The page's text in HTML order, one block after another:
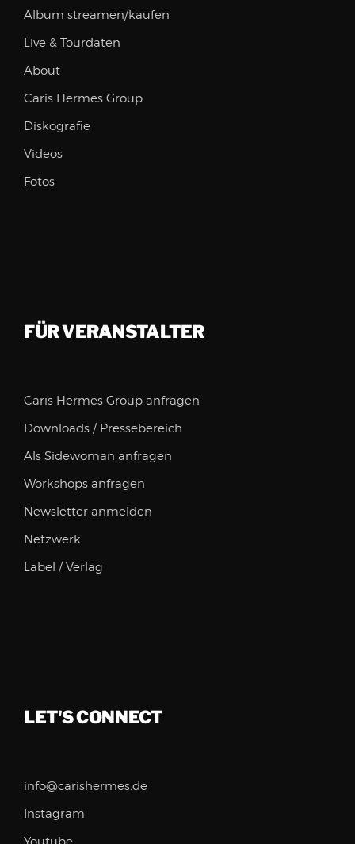
Album streamen/kaufen
Live & Tourdaten
About
Caris Hermes Group
Diskografie
Videos
Fotos
FÜR VERANSTALTER
Caris Hermes Group anfragen
Downloads / Pressebereich
Als Sidewoman anfragen
Workshops anfragen
Newsletter anmelden
Netzwerk
Label / Verlag
LET'S CONNECT
info@carishermes.de
Instagram